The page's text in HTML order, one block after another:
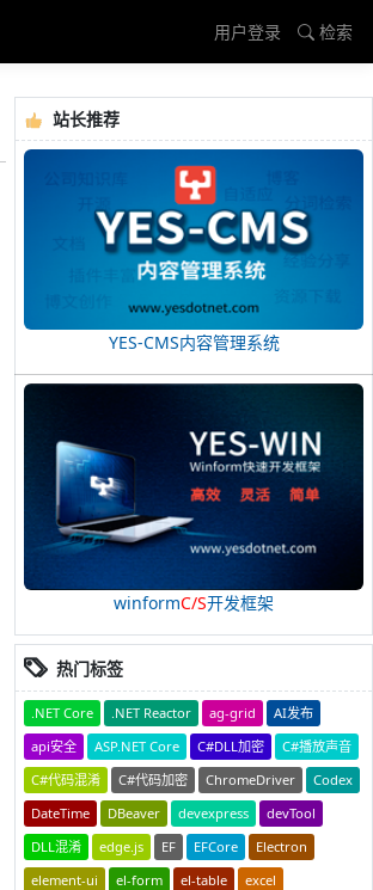
用户登录
检索
站长推荐
YES-CMS内容管理系统
winformC/S开发框架
热门标签
.NET Core .NET Reactor ag-grid
AI发布
api安全
ASP.NET Core C#DLL加密
C#播放声音
C#代码混淆
C#代码加密 ChromeDriver
Codex
DateTime
DBeaver devexpress
devTool
DLL混淆
edge.js EF EFCore
Electron
element-ui
el-form el-table
excel